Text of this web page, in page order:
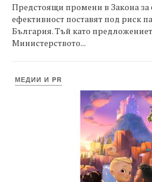
Предстоящи промени в Закона за
ефективност поставят под риск
България. Тъй като
Министерството...
МЕДИИ И PR